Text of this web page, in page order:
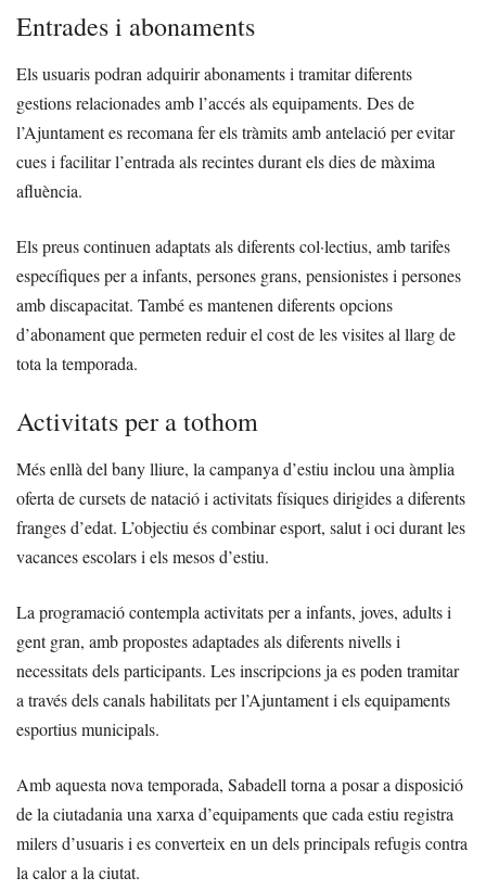
Entrades i abonaments
Els usuaris podran adquirir abonaments i tramitar diferents
gestions relacionades amb l’accés als equipaments. Des de
l’Ajuntament es recomana fer els tràmits amb antelació per evitar
cues i facilitar l’entrada als recintes durant els dies de màxima
afluència.
Els preus continuen adaptats als diferents col·lectius, amb tarifes
específiques per a infants, persones grans, pensionistes i persones
amb discapacitat. També es mantenen diferents opcions
d’abonament que permeten reduir el cost de les visites al llarg de
tota la temporada.
Activitats per a tothom
Més enllà del bany lliure, la campanya d’estiu inclou una àmplia
oferta de cursets de natació i activitats físiques dirigides a diferents
franges d’edat. L’objectiu és combinar esport, salut i oci durant les
vacances escolars i els mesos d’estiu.
La programació contempla activitats per a infants, joves, adults i
gent gran, amb propostes adaptades als diferents nivells i
necessitats dels participants. Les inscripcions ja es poden tramitar
a través dels canals habilitats per l’Ajuntament i els equipaments
esportius municipals.
Amb aquesta nova temporada, Sabadell torna a posar a disposició
de la ciutadania una xarxa d’equipaments que cada estiu registra
milers d’usuaris i es converteix en un dels principals refugis contra
la calor a la ciutat.